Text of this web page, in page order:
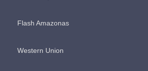
Flash Amazonas
Western Union